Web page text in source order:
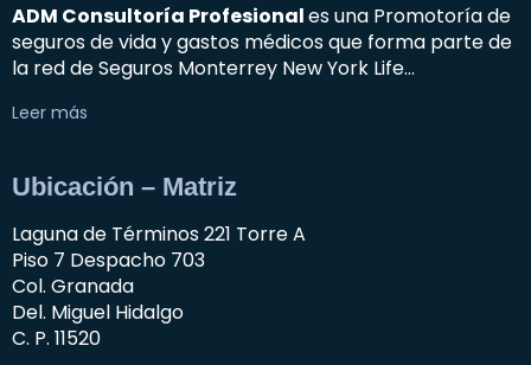
ADM Consultoría Profesionales una Promotoría de
seguros de vida y gastos médicos que forma parte de
la red de Seguros Monterrey New York Life…
Leer más
Ubicación – Matriz
Laguna de Términos 221 Torre A
Piso 7 Despacho 703
Col. Granada
Del. Miguel Hidalgo
C. P. 11520